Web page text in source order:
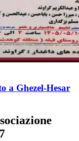
a Ghezel-Hesar